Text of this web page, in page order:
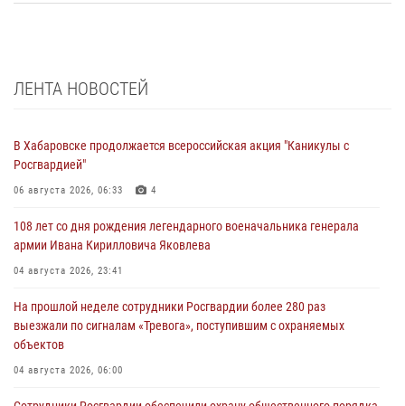
ЛЕНТА НОВОСТЕЙ
В Хабаровске продолжается всероссийская акция "Каникулы с
Росгвардией"
06 августа 2026, 06:33 4
108 лет со дня рождения легендарного военачальника генерала
армии Ивана Кирилловича Яковлева
04 августа 2026, 23:41
На прошлой неделе сотрудники Росгвардии более 280 раз
выезжали по сигналам «Тревога», поступившим с охраняемых
объектов
04 августа 2026, 06:00